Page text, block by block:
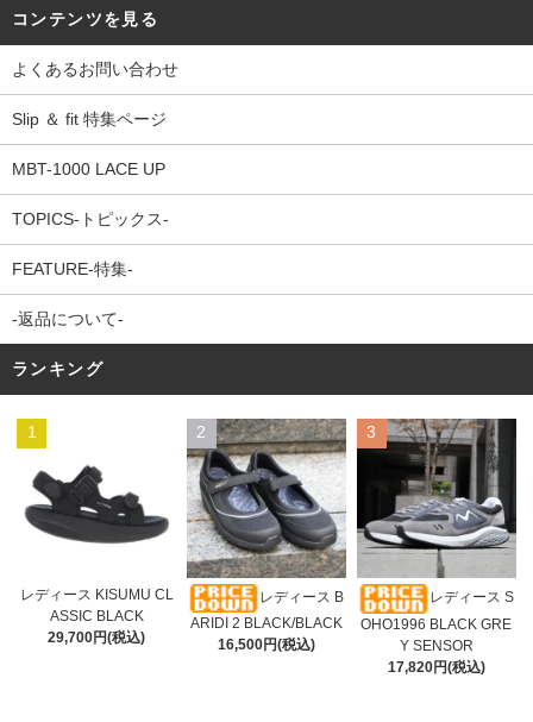
コンテンツを見る
よくあるお問い合わせ
Slip ＆ fit 特集ページ
MBT-1000 LACE UP
TOPICS-トピックス-
FEATURE-特集-
-返品について-
ランキング
1
レディース KISUMU CL
ASSIC BLACK
29,700円(税込)
2
レディース B
ARIDI 2 BLACK/BLACK
16,500円(税込)
3
レディース S
OHO1996 BLACK GRE
Y SENSOR
17,820円(税込)